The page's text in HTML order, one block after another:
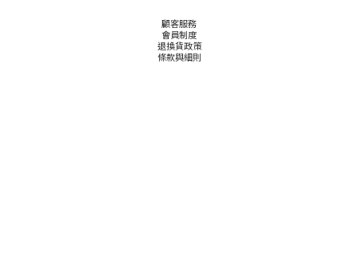
顧客服務
會員制度
退換貨政策
條款與細則